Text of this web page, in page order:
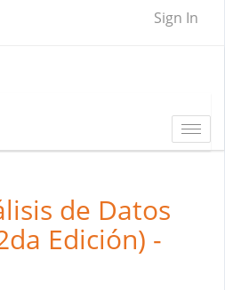
Sign In
de Datos
Edición) -